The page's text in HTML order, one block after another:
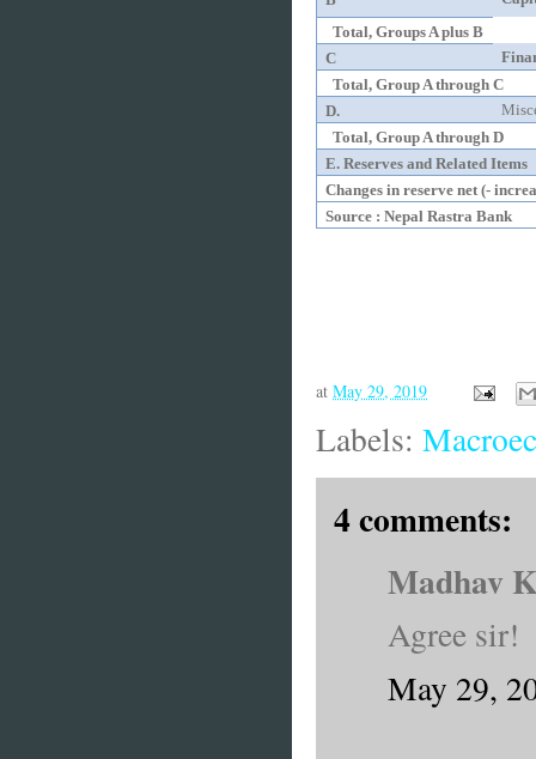
Total, Groups A plus B
C
Total, Group A through C
D.
Total, Group A through D
E. Reserves and Related Items
Changes in reserve net (-
Source : Nepal Rastra Bank
at May 29, 2019
Labels:
4 comments:
Madhav
Agree sir!
May 29,